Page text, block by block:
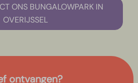
ONS BUNGALOWPARK IN
OVERIJSSEL
ontvangen?